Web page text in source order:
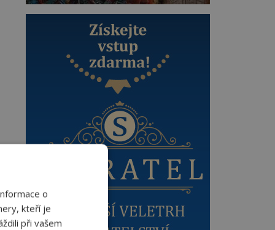
o
kteří je
při vašem